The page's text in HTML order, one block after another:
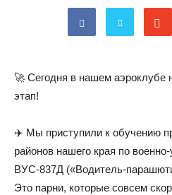
клуб
🚀 Сегодня в нашем аэроклубе
этап!
✈️ Мы приступили к обучению
районов нашего края по
ВУС-837Д («Водитель-
Это парни, которые совсем